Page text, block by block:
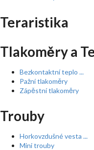
Teraristika
Tlakoměry a
Bezkontaktní teplo ...
Pažní tlakoměry
Zápěstní tlakoměry
Trouby
Horkovzdušné vesta ...
Mini trouby